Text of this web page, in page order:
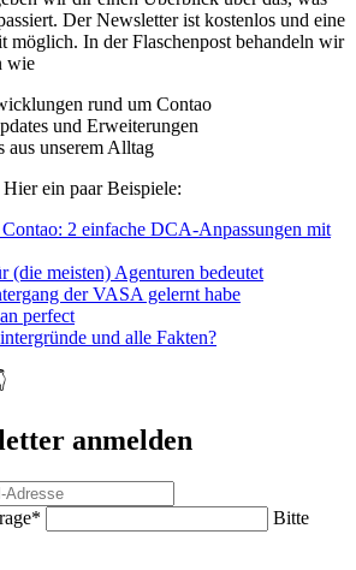
Der Newsletter ist kostenlos und eine
möglich. In der Flaschenpost behandeln wir
wie
rund um Contao
und Erweiterungen
aus unserem Alltag
ein paar Beispiele:
2 einfache DCA-Anpassungen mit
(die meisten) Agenturen bedeutet
der VASA gelernt habe
perfect
und alle Fakten?
anmelden
*
Bitte